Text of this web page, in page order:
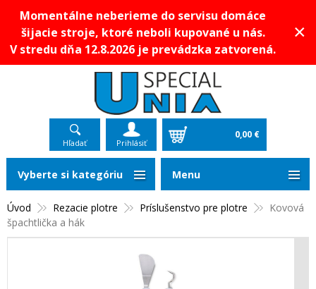
Momentálne neberieme do servisu domáce
šijacie stroje, ktoré neboli kupované u nás.
V stredu dňa 12.8.2026 je prevádzka zatvorená.
×
Hľadať Prihlásiť
0,00 €
Úvod Rezacie plotre Príslušenstvo pre plotre
Kovová
špachtlička a hák
Vyberte si kategóriu Menu